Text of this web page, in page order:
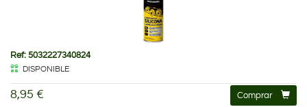
Ref: 5032227340824
DISPONIBLE
8,95 € Comprar